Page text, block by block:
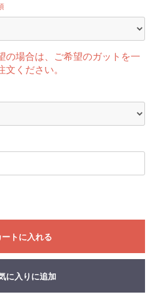
の場合は、ご希望のガットを一
ください。
ートに入れる
に入りに追加